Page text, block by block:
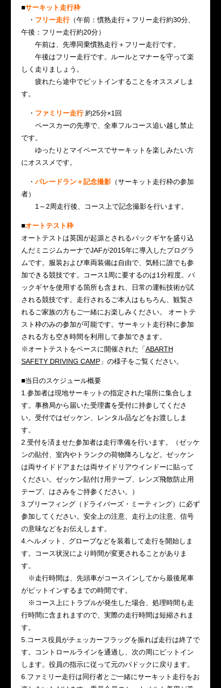
■サーキット走行枠
・ フリー走行（午前：慣熟走行＋フリー走行約30分、
午後：フリー走行約20分）
午前は、先導同乗慣熟走行＋フリー走行です。
午後はフリー走行です。ルールとマナーを守って楽
しく走りましょう。
疲れたら途中でピットインすることをオススメしま
す。
・ ファミリー走行約25分×1回
ペースカーの先導で、全車フルコース追い越し禁止
です。
ゆったりとマイペースでサーキットを楽しみたい方
にオススメです。
・ パレードラン＋記念撮影（サーキット走行枠の参加
者）
1～2周走行後、コース上で記念撮影を行います。
■オートテスト枠
オートテストは英国が起源とされるバックギヤを盛り込
んだミニジムカーナでJAFが2015年に導入したプログラ
ムです。服装および車両装備は自由で、気軽に誰でも参
加できる競技です。コース1周に要するのは1分程度。バ
ックギヤを使用する箇所も含まれ、日常の運転技術が試
される競技です。走行されるご本人はもちろん、観覧さ
れるご家族の方もご一緒にお楽しみください。 オートテ
スト枠のみの参加が可能です。サーキット走行枠に参加
される方も空き時間を利用して参加できます。
※オートテストをベースに開催された「ABARTH
SAFETY DRIVING CAMP」の様子をご覧ください。
■当日のスケジュール概要
1.参加者は現地サーキットの指定された場所に集合しま
す。事務局から届いた受理書を受付に持参してくださ
い。受付ではゼッケン、レンタル品などをお渡ししま
す。
2.受付を済ませた参加者は走行準備を行います。（ゼッケ
ンの貼付、室内やトランクの荷物降ろしなど。ゼッケン
は両サイドドアまたは両サイドリアウインドーに貼って
ください。ゼッケン貼付け用テープ、レンズ飛散防止用
テープ、はさみをご持参ください。）
3.ブリーフィング（ドライバーズ・ミーティング）に必ず
参加してください。安全上の注意、走行上の注意、信号
の意味などをお伝えします。
4.ヘルメット、グローブなどを装着して走行を開始しま
す。コース状況により時間が変更されることがありま
す。
※走行時間は、先頭車がコースインしてから最後尾車
がピットインするまでの時間です。
※コース上にトラブルが発生した場合、処理時間も走
行時間に含まれますので、実際の走行時間は短縮されま
す。
5.コース役員がチェッカーフラッグを振れば走行は終了で
す。コントロールラインを通過し、次の周にピットイン
します。役員の指示に従って元のパドックに戻ります。
6.ファミリー走行は同行者とご一緒にサーキット走行をお